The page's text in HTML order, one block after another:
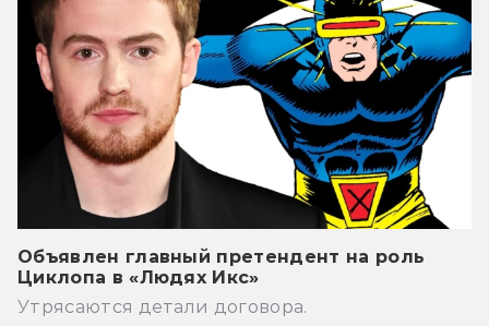
Объявлен главный претендент на роль
Циклопа в «Людях Икс»
Утрясаются детали договора.